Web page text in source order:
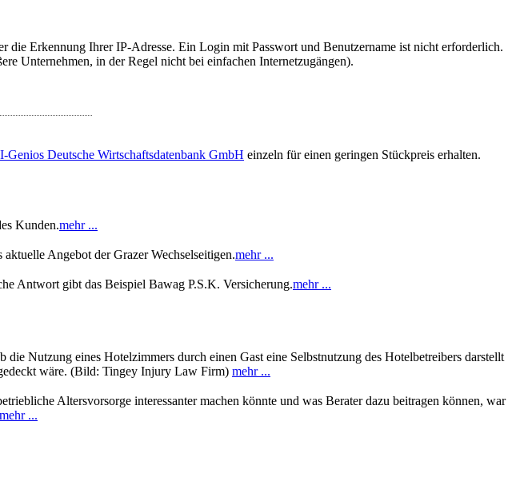
die Erkennung Ihrer IP-Adresse. Ein Login mit Passwort und Benutzername ist nicht erforderlich.
Unternehmen, in der Regel nicht bei einfachen Internetzugängen).
Genios Deutsche Wirtschaftsdatenbank GmbH einzeln für einen geringen Stückpreis erhalten.
Kunden.mehr ...
Angebot der Grazer Wechselseitigen.mehr ...
Antwort gibt das Beispiel Bawag P.S.K. Versicherung.mehr ...
Nutzung eines Hotelzimmers durch einen Gast eine Selbstnutzung des Hotelbetreibers darstellt
wäre. (Bild: Tingey Injury Law Firm) mehr ...
Altersvorsorge interessanter machen könnte und was Berater dazu beitragen können, war
mehr ...